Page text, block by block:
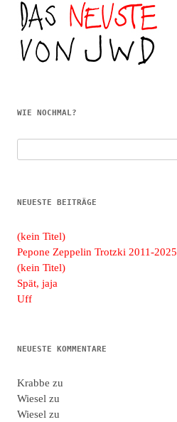
WIE NOCHMAL?
nach:
NEUESTE BEITRÄGE
(kein Titel)
Pepone Zeppelin Trotzki 2011-2025
(kein Titel)
Spät, jaja
Uff
NEUESTE KOMMENTARE
Krabbe zu
Wiesel zu
Wiesel zu